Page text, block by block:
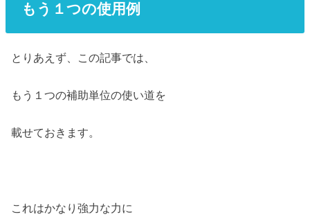
もう１つの使用例
とりあえず、この記事では、
もう１つの補助単位の使い道を
載せておきます。
これはかなり強力な力に